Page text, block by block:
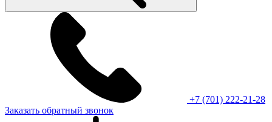
+7 (701) 222-21-28
Заказать обратный звонок